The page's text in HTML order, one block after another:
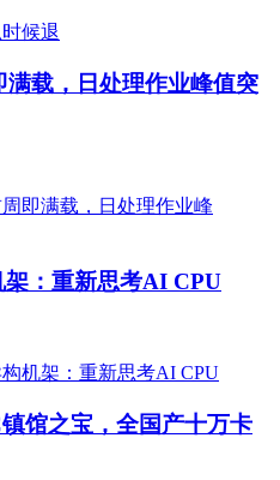
满载，日处理作业峰值突
：重新思考AI CPU
馆之宝，全国产十万卡